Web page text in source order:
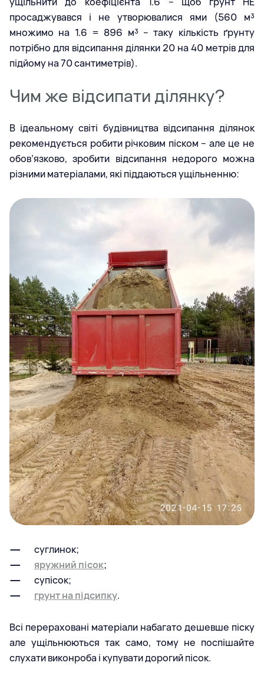
просаджувався і не утворювалися ями (560 м³
множимо на 1.6 = 896 м³ – таку кількість ґрунту
потрібно для відсипання ділянки 20 на 40 метрів для
підйому на 70 сантиметрів).
Чим же відсипати ділянку?
В ідеальному світі будівництва відсипання ділянок
рекомендується робити річковим піском – але це не
обов’язково, зробити відсипання недорого можна
різними матеріалами, які піддаються ущільненню:
суглинок;
яружний пісок;
супісок;
грунт на підсипку.
Всі перераховані матеріали набагато дешевше піску
але ущільнюються так само, тому не поспішайте
слухати виконроба і купувати дорогий пісок.